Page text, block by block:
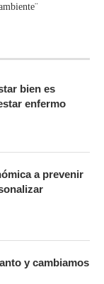
bien es
enfermo
a prevenir
y cambiamos